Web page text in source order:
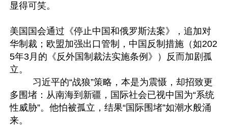
显得可笑。
美国国会通过《停止中国和俄罗斯法案》，追加对
华制裁；欧盟加强出口管制，中国反制措施（如202
5年3月的《反外国制裁法实施条例》）反而加剧孤
立。
多围堵：从南海到新疆，国际社会已视中国为“系统
性威胁”。他怕被孤立，结果“国际围堵”如潮水般涌
来。